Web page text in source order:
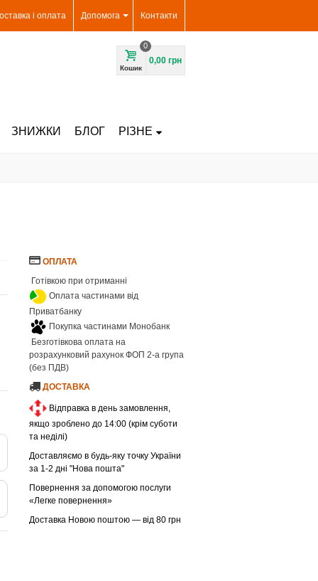
Контакти
Допомога
і оплата
Кошик
0
0,00 грн
ЗНИЖКИ БЛОГ РІЗНЕ
ОПЛАТА
Готівкою при отриманні
Оплата частинами від
Приватбанку
Покупка частинами Монобанк
Безготівкова оплата на
розрахунковий рахунок ФОП 2-а група
(без ПДВ)
ДОСТАВКА
Відправка в день замовлення,
якщо зроблено до 14:00 (крім суботи
та неділі)
Доставляємо в будь-яку точку України
за 1-2 дні "Нова пошта"
Повернення за допомогою послуги
«Легке повернення»
Доставка Новою поштою — від 80 грн